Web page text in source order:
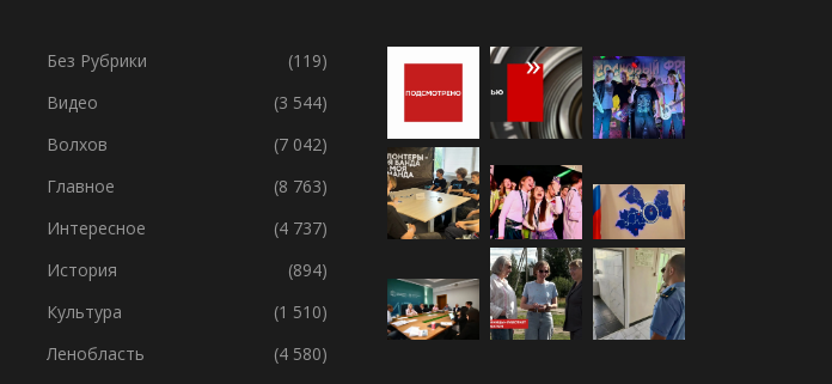
Без Рубрики
(119)
Видео
(3 544)
Волхов
(7 042)
Главное
(8 763)
Интересное
(4 737)
История
(894)
Культура
(1 510)
Ленобласть
(4 580)